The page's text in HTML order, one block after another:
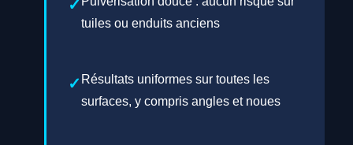
tuiles ou enduits anciens
Résultats uniformes sur toutes les
surfaces, y compris angles et noues